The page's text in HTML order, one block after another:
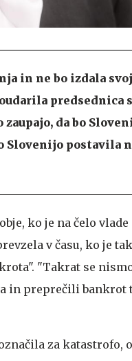
in ne bo izdala
predsednica
da bo
postavila
ko je na čelo
v času, ko je
"Takrat se
in preprečili bankrot
za katastrofo,